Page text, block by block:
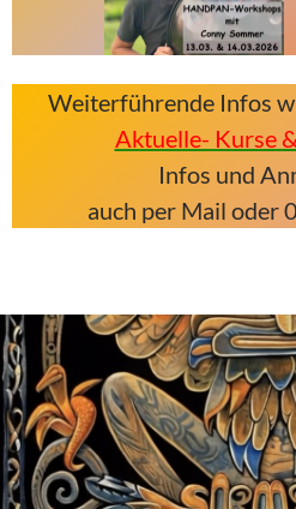
Weiterführende Infos
Aktuelle- Kurse
Infos und
auch per Mail